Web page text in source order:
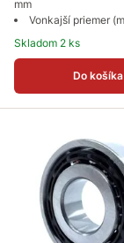
mm
Vonkajší priemer
Skladom 2 ks
Do košíka